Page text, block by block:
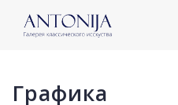
Графика